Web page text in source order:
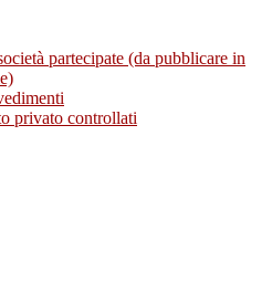
partecipate (da pubblicare in
privato controllati